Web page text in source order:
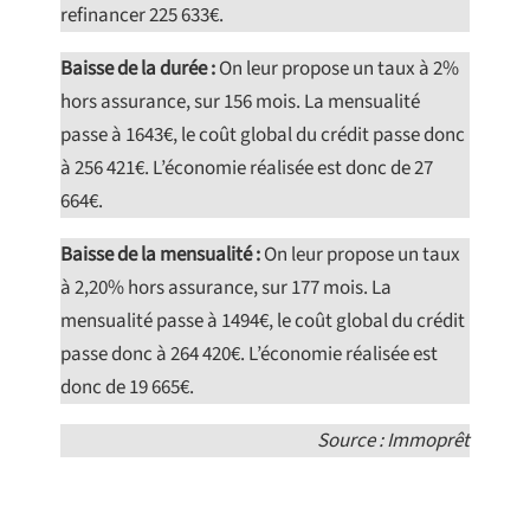
refinancer 225 633€.
Baisse de la durée :On leur propose un taux à 2%
hors assurance, sur 156 mois. La mensualité
passe à 1643€, le coût global du crédit passe donc
à 256 421€. L’économie réalisée est donc de 27
664€.
Baisse de la mensualité :On leur propose un taux
à 2,20% hors assurance, sur 177 mois. La
mensualité passe à 1494€, le coût global du crédit
passe donc à 264 420€. L’économie réalisée est
donc de 19 665€.
Source : Immoprêt